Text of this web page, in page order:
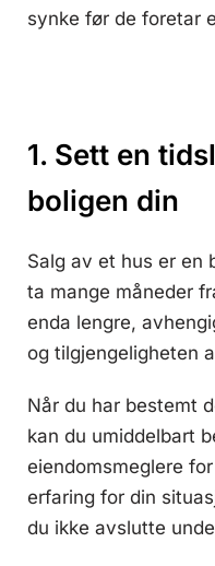
synke før de foretar
1. Sett en
boligen din
Salg av et hus er en
ta mange måneder
enda lengre,
og tilgjengeligheten
Når du har bestemt
kan du umiddelbart
eiendomsmeglere
erfaring for din
du ikke avslutte